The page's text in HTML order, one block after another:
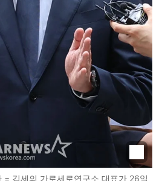
김세의 가로세로연구소 대표가 26일